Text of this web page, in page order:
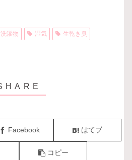
洗濯物 湿気
生乾き臭
Facebook はてブ
コピー